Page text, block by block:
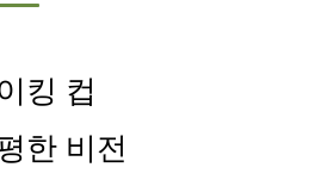
킹 컵
한 비전